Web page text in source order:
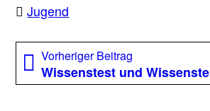
Jugend
Beitragsnavigation
Vorheriger Beitrag
Beitrag:
Wissenstest und